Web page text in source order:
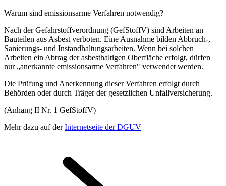
Warum sind emissionsarme Verfahren notwendig?
Nach der Gefahrstoffverordnung (GefStoffV) sind Arbeiten an
Bauteilen aus Asbest verboten. Eine Ausnahme bilden Abbruch-,
Sanierungs- und Instandhaltungsarbeiten. Wenn bei solchen
Arbeiten ein Abtrag der asbesthaltigen Oberfläche erfolgt, dürfen
nur „anerkannte emissionsarme Verfahren" verwendet werden.
Die Prüfung und Anerkennung dieser Verfahren erfolgt durch
Behörden oder durch Träger der gesetzlichen Unfallversicherung.
(Anhang II Nr. 1 GefStoffV)
Mehr dazu auf derInternetseite der DGUV